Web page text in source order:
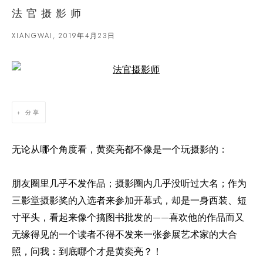
法官摄影师
XIANGWAI, 2019年4月23日
Open a larger version of the following image in a popup:
分享
无论从哪个角度看，黄奕亮都不像是一个玩摄影的：
朋友圈里几乎不发作品；摄影圈内几乎没听过大名；作为
三影堂摄影奖的入选者来参加开幕式，却是一身西装、短
寸平头，看起来像个搞图书批发的——喜欢他的作品而又
无缘得见的一个读者不得不发来一张参展艺术家的大合
照，问我：到底哪个才是黄奕亮？！